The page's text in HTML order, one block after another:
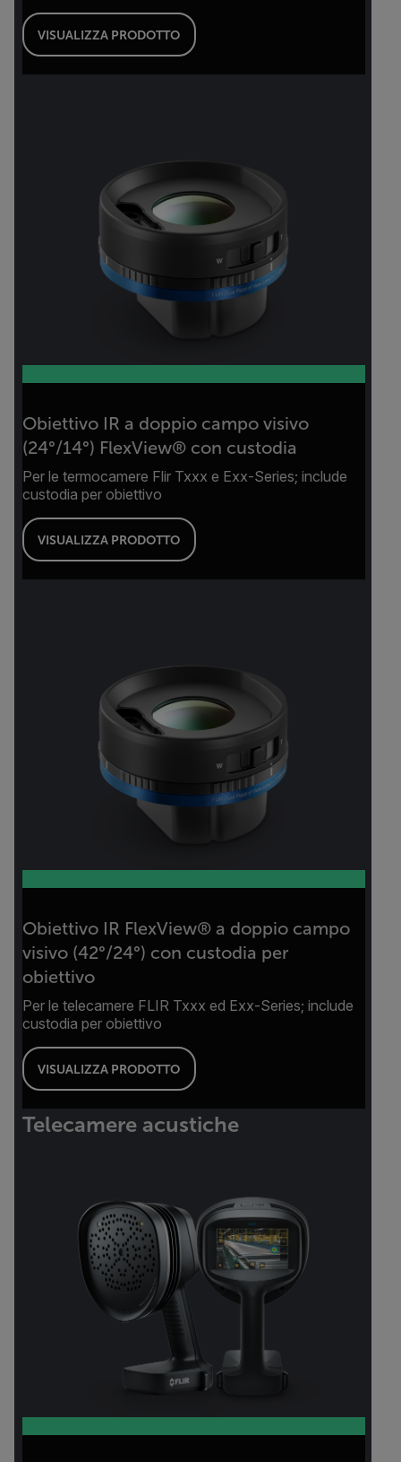
VISUALIZZA PRODOTTO
Obiettivo IR a doppio campo visivo
(24°/14°) FlexView® con custodia
Per le termocamere Flir Txxx e Exx-Series; include
custodia per obiettivo
VISUALIZZA PRODOTTO
Obiettivo IR FlexView® a doppio campo
visivo (42°/24°) con custodia per
obiettivo
Per le telecamere FLIR Txxx ed Exx-Series; include
custodia per obiettivo
VISUALIZZA PRODOTTO
Telecamere acustiche